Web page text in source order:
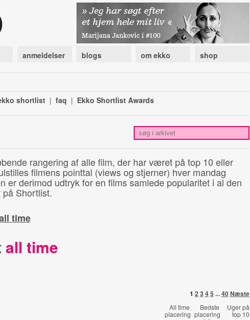
anmeldelser blogs om ekko shop
shortlist | faq | Ekko Shortlist Awards
rangering af alle film, der har været på top 10 eller
filmens pointtal (views og stjerner) hver mandag
er derimod udtryk for en films samlede popularitet i al den
Shortlist.
time
all time
1 2 3 45 ...40Næste
All time
placering
Bedste
placering
Uger på
top 10